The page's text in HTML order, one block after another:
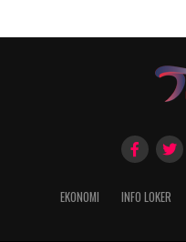
EKONOMI INFO LOKER